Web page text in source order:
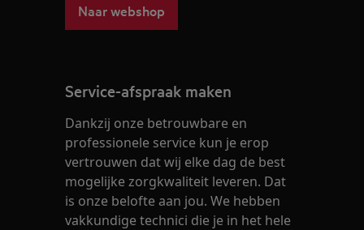
Naar webshop
Service-afspraak maken
Dankzij onze betrouwbare en
professionele service kun je erop
vertrouwen dat wij elke dag de best
mogelijke zorgkwaliteit leveren. Dat
is onze belofte aan jou. We hebben
vakkundige technici die je in het hele